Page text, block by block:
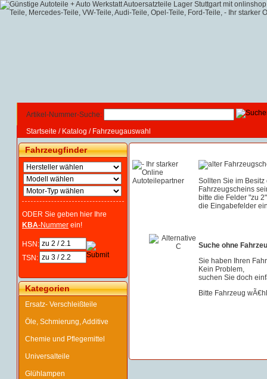
Artikel-Nummer-Suche:
Startseite / Katalog / Fahrzeugauswahl
Fahrzeugfinder
ODER Sie geben hier Ihre
KBA-Nummer ein!
HSN:
TSN:
Kategorien
Ersatz- Verschleißteile
Öle, Schmierung, Additive
Chemie und Pflegemittel
Universalteile
Glühlampen
Sollten Sie im Besitz
Fahrzeugscheins
bitte die Felder "zu
die Eingabefelder
Suche ohne
Sie haben Ihren
Kein Problem,
suchen Sie doch
Bitte Fahrzeug